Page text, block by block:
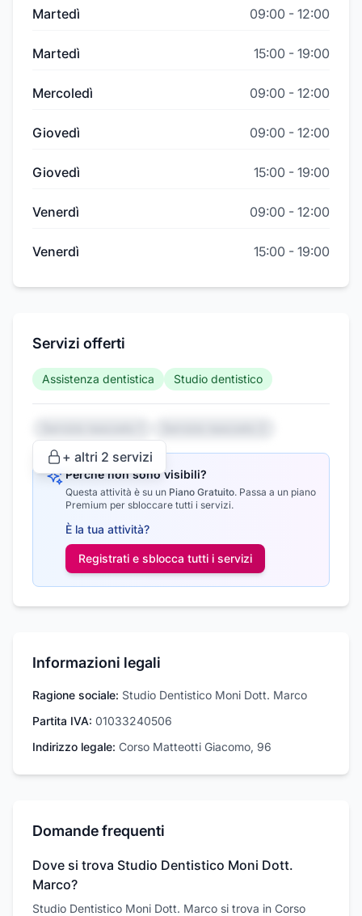
Martedì 09:00 - 12:00
Martedì 15:00 - 19:00
Mercoledì 09:00 - 12:00
Giovedì 09:00 - 12:00
Giovedì 15:00 - 19:00
Venerdì 09:00 - 12:00
Venerdì 15:00 - 19:00
Servizi offerti
Assistenza dentistica Studio dentistico
+ altri 2 servizi
Perché non sono visibili?
Questa attività è su un Piano Gratuito. Passa a un piano
Premium per sbloccare tutti i servizi.
È la tua attività?
Registrati e sblocca tutti i servizi
Informazioni legali
Ragione sociale: Studio Dentistico Moni Dott. Marco
Partita IVA: 01033240506
Indirizzo legale: Corso Matteotti Giacomo, 96
Domande frequenti
Dove si trova Studio Dentistico Moni Dott.
Marco?
Studio Dentistico Moni Dott. Marco si trova in Corso